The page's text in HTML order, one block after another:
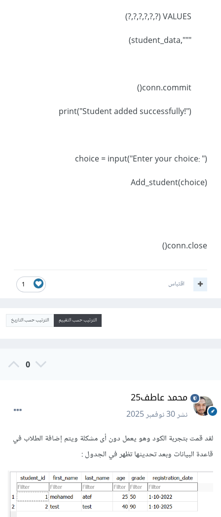
""",student_data)
choice = input("Enter your choice: ")
Add_student(choice)
conn.close()
1 اقتباس
الترتيب حسب التقييم الترتيب حسب التاريخ
0
محمد عاطف25
نشر30 نوفمبر 2025
لقد قمت بتجربة الكود وهو يعمل دون أى مشكلة ويتم إضافة الطلاب في
قاعدة البيانات وبعد تحديثها تظهر في الجدول